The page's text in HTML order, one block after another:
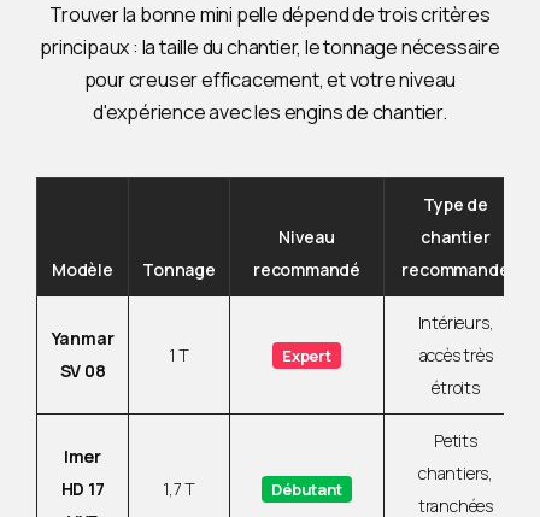
Trouver la bonne mini pelle dépend de trois critères
principaux : la taille du chantier, le tonnage nécessaire
pour creuser efficacement, et votre niveau
d'expérience avec les engins de chantier.
Modèle Tonnage
Niveau
recommandé
Type de
chantier
recommandé
Yanmar
SV 08
1 T Expert
Intérieurs,
accès très
étroits
Imer
HD 17
1,7 T Débutant
Petits
chantiers,
tranchées